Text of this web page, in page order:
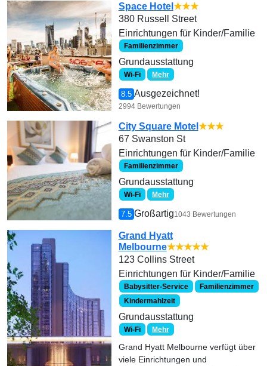
Space Hotel ★★★
380 Russell Street
Einrichtungen für Kinder/Familie
Familienzimmer
Grundausstattung
Wi-Fi Mehr
8.5 Ausgezeichnet!
2994 Bewertungen
City Square Motel ★★★
67 Swanston St
Einrichtungen für Kinder/Familie
Familienzimmer
Grundausstattung
Wi-Fi Mehr
7.5 Großartig1043 Bewertungen
Grand Hyatt
Melbourne★★★★★
123 Collins Street
Einrichtungen für Kinder/Familie
Babysitter-Service
Familienzimmer
Kindermahlzeit
Grundausstattung
Wi-Fi Mehr
Grand Hyatt Melbourne verfügt über
viele Einrichtungen und